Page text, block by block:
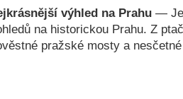
výhled na Prahu —
na historickou Prahu. Z
pražské mosty a